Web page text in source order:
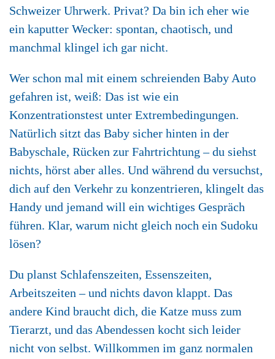
Schweizer Uhrwerk. Privat? Da bin ich eher wie
ein kaputter Wecker: spontan, chaotisch, und
manchmal klingel ich gar nicht.
Wer schon mal mit einem schreienden Baby Auto
gefahren ist, weiß: Das ist wie ein
Konzentrationstest unter Extrembedingungen.
Natürlich sitzt das Baby sicher hinten in der
Babyschale, Rücken zur Fahrtrichtung – du siehst
nichts, hörst aber alles. Und während du versuchst,
dich auf den Verkehr zu konzentrieren, klingelt das
Handy und jemand will ein wichtiges Gespräch
führen. Klar, warum nicht gleich noch ein Sudoku
lösen?
Du planst Schlafenszeiten, Essenszeiten,
Arbeitszeiten – und nichts davon klappt. Das
andere Kind braucht dich, die Katze muss zum
Tierarzt, und das Abendessen kocht sich leider
nicht von selbst. Willkommen im ganz normalen